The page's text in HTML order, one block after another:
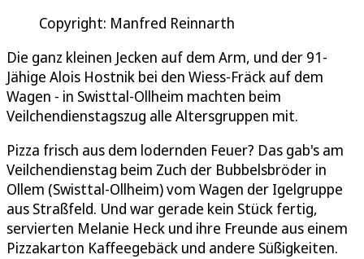
Copyright: Manfred Reinnarth
Die ganz kleinen Jecken auf dem Arm, und der 91-
Jähige Alois Hostnik bei den Wiess-Fräck auf dem
Wagen - in Swisttal-Ollheim machten beim
Veilchendienstagszug alle Altersgruppen mit.
Pizza frisch aus dem lodernden Feuer? Das gab's am
Veilchendienstag beim Zuch der Bubbelsbröder in
Ollem (Swisttal-Ollheim) vom Wagen der Igelgruppe
aus Straßfeld. Und war gerade kein Stück fertig,
servierten Melanie Heck und ihre Freunde aus einem
Pizzakarton Kaffeegebäck und andere Süßigkeiten.